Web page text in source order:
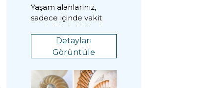
Yaşam alanlarınız,
sadece içinde vakit
geçirdiğiniz fiziksel
mekanlar değil; ruh
halinizi, üretkenli...
Detayları
Görüntüle